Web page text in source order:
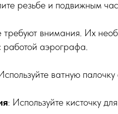
резьбе и подвижным
внимания. Их
работой аэрографа.
ватную
: Используйте кисточку